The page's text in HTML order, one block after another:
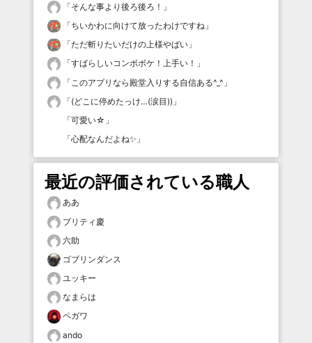
「そんな事より後ろ後ろ！ 」
「ちいかわに向けて放ったわけですね 」
「ただ斬りたいだけの上様やばい 」
「すばらしいコンボボケ！上手い！ 」
「 このアプリなら殿堂入りする自信ある^_^ 」
「(どこに停めたっけ…(涙目)) 」
「可愛い☆ 」
「心配なんだよね✨ 」
最近の評価されている職人
ああ
プリティ慶
六助
ゴブリンダンス
ユッキー
なまらは
ペガワ
ando